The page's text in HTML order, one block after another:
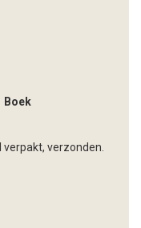
Boek
verzonden.